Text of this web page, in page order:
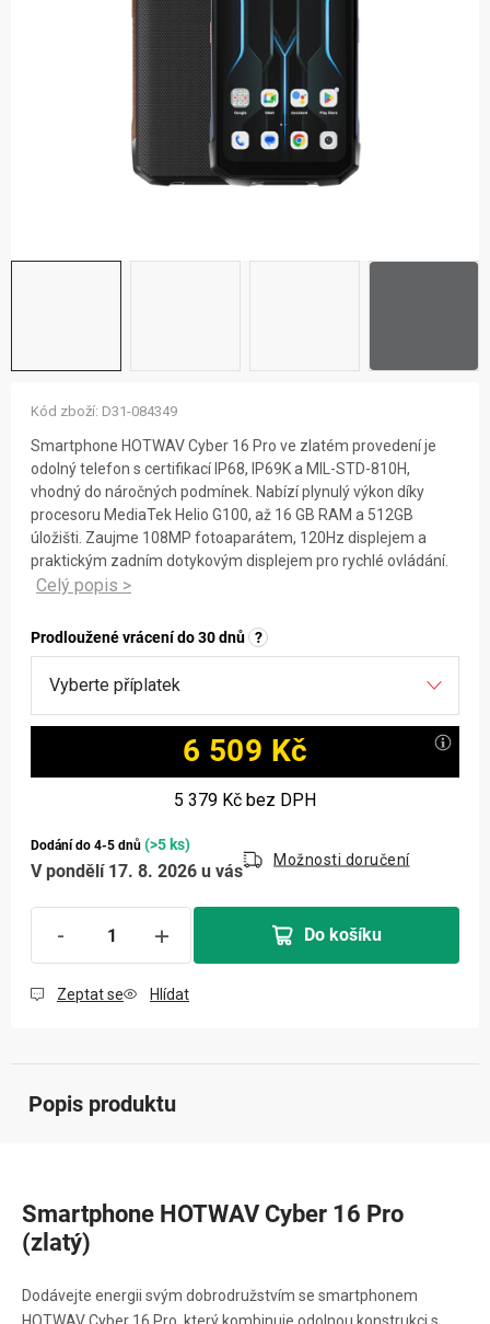
12 důvodů proč Gigamat Možnosti dopravy
Kontakt
Smartphone HOTWAV Cyber 16 Pro ve zlatém provedení je
odolný telefon s certifikací IP68, IP69K a MIL-STD-810H,
vhodný do náročných podmínek. Nabízí plynulý výkon díky
procesoru MediaTek Helio G100, až 16 GB RAM a 512GB
úložišti. Zaujme 108MP fotoaparátem, 120Hz displejem a
praktickým zadním dotykovým displejem pro rychlé ovládání.
Prodloužené vrácení do 30 dnů ?
6 509 Kč
5 379 Kč bez DPH
Dodání do 4-5 dnů (>5 ks)
V pondělí 17. 8. 2026 u vás
Možnosti doručení
Do košíku
Kód zboží: D31-084349
Zeptat se Hlídat
Popis produktu
Smartphone HOTWAV Cyber 16 Pro
(zlatý)
Dodávejte energii svým dobrodružstvím se smartphonem